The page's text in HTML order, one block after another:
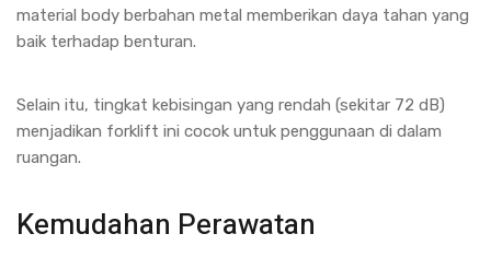
material body berbahan metal memberikan daya tahan yang
baik terhadap benturan.
Selain itu, tingkat kebisingan yang rendah (sekitar 72 dB)
menjadikan forklift ini cocok untuk penggunaan di dalam
ruangan.
Kemudahan Perawatan